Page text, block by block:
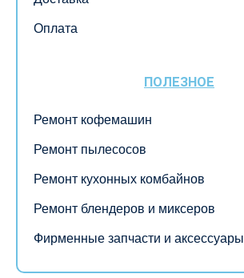
Оплата
ПОЛЕЗНОЕ
Ремонт кофемашин
Ремонт пылесосов
Ремонт кухонных комбайнов
Ремонт блендеров и миксеров
Фирменные запчасти и аксессуары